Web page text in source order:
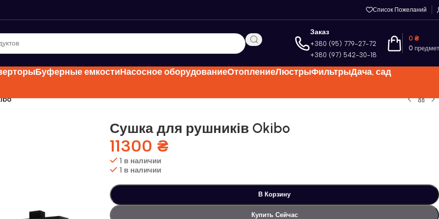
Список Пожеланий
Заказ
+380 (95) 779-27-72
+380 (97) 542-30-18
0
0 ₴
Буферные емкостиНасосное оборудованиеОтоплениеЛюстрыФильтрыДача, сад
Сушка для рушників Okibo
11300 ₴
1 в наличии
1 в наличии
В Корзину
Купить Сейчас